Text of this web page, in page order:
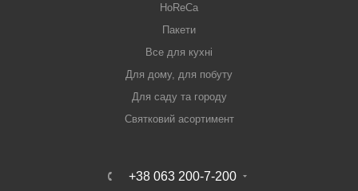
HoReCa
Пакети
Все для кухні
Для дому, для побуту
Для саду та городу
Святковий асортимент
+38 063 200-7-200